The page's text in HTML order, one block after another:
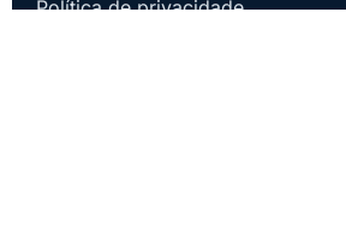
Política de privacidade